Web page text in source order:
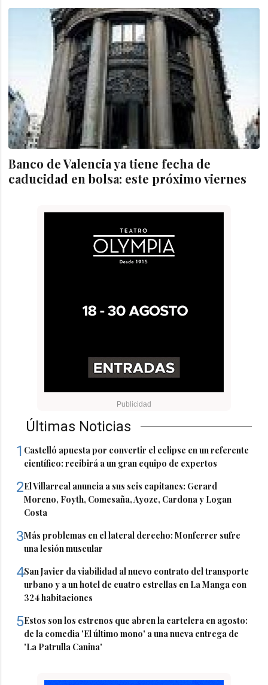
Banco de Valencia ya tiene fecha de
caducidad en bolsa: este próximo viernes
Últimas Noticias
1 Castelló apuesta por convertir el eclipse en un referente
científico: recibirá a un gran equipo de expertos
2El Villarreal anuncia a sus seis capitanes: Gerard
Moreno, Foyth, Comesaña, Ayoze, Cardona y Logan
Costa
3Más problemas en el lateral derecho: Monferrer sufre
una lesión muscular
4San Javier da viabilidad al nuevo contrato del transporte
urbano y a un hotel de cuatro estrellas en La Manga con
324 habitaciones
5Estos son los estrenos que abren la cartelera en agosto:
de la comedia 'El último mono' a una nueva entrega de
'La Patrulla Canina'